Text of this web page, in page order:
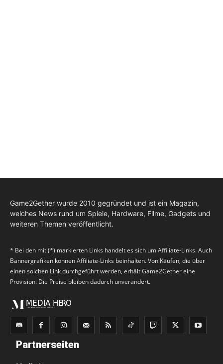
Game2Gether wurde 2010 gegründet und ist ein Magazin,
welches News rund um Spiele, Hardware, Filme, Gadgets und
weiteren Themen veröffentlicht.
* Bei den mit (*) markierten Links handelt es sich um Affiliate-Links. Auch
Bannergrafiken können Affiliate-Links beinhalten. Von Käufen, die über
einen solchen Link durchgeführt werden, erhält Game2Gether eine
Provision. Die Preise bleiben dadurch unverändert.
Partnerseiten